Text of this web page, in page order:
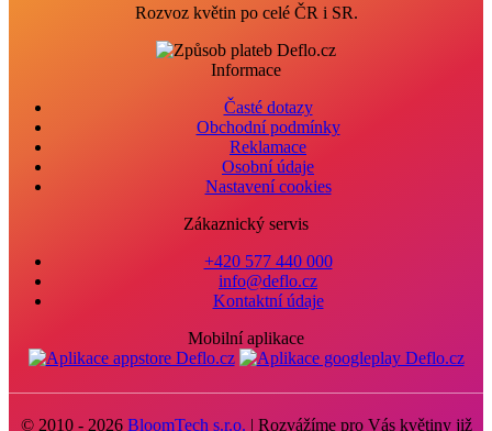
Rozvoz květin po celé ČR i SR.
Informace
Časté dotazy
Obchodní podmínky
Reklamace
Osobní údaje
Nastavení cookies
Zákaznický servis
+420 577 440 000
info@deflo.cz
Kontaktní údaje
Mobilní aplikace
© 2010 - 2026 BloomTech s.r.o. | Rozvážíme pro Vás květiny již